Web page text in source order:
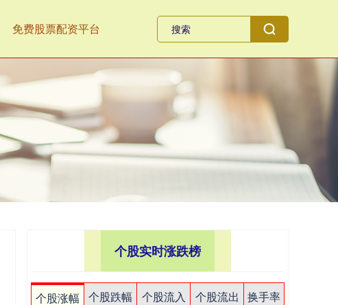
免费股票配资平台
个股实时涨跌榜
个股涨幅 个股跌幅 个股流入 个股流出
换手率